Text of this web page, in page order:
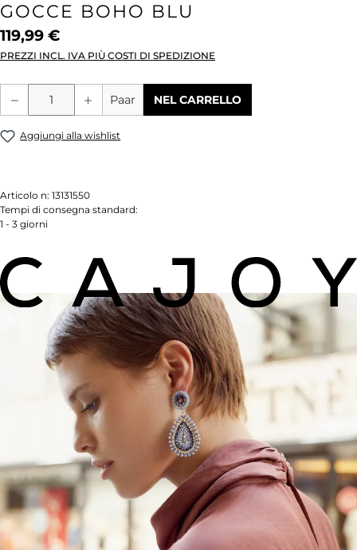
GOCCE BOHO BLU
119,99 €
PREZZI INCL. IVA PIÙ COSTI DI SPEDIZIONE
Quantità del prodotto: inserisci la
Paar NEL CARRELLO
Aggiungi alla wishlist
Articolo n: 13131550
Tempi di consegna standard:
1 - 3 giorni